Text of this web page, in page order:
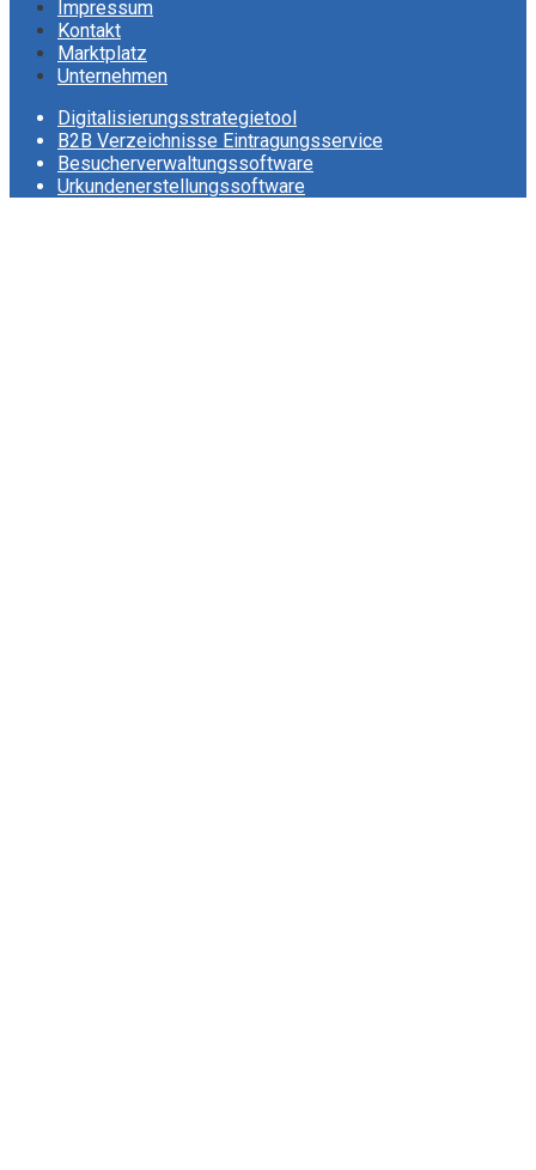
Impressum
Kontakt
Marktplatz
Unternehmen
Digitalisierungsstrategietool
B2B Verzeichnisse Eintragungsservice
Besucherverwaltungssoftware
Urkundenerstellungssoftware